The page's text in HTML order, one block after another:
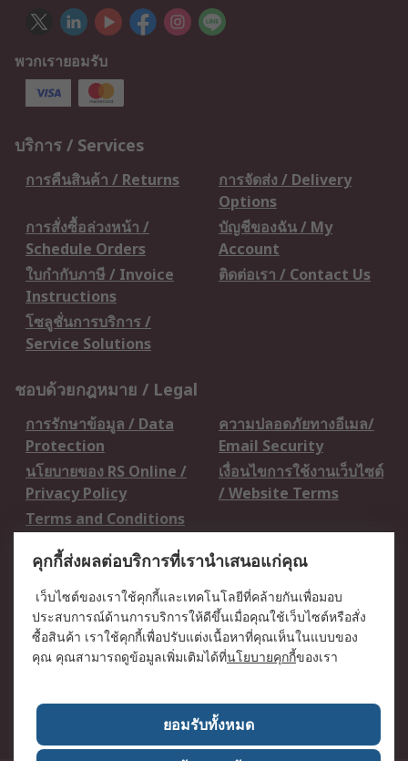
พวกเรายอมรับ
บริการ / Services
การคืนสินค้า / Returns
การจัดส่ง / Delivery
Options
การสั่งซื้อล่วงหน้า /
Schedule Orders
บัญชีของฉัน / My
Account
ใบกำกับภาษี / Invoice
Instructions
ติดต่อเรา / Contact Us
โซลูชั่นการบริการ /
Service Solutions
ชอบด้วยกฎหมาย / Legal
การรักษาข้อมูล / Data
Protection
ความปลอดภัยทางอีเมล/
Email Security
นโยบายของ RS Online /
Privacy Policy
เงื่อนไขการใช้งานเว็บไซต์
/ Website Terms
Terms and Conditions
เกี่ยวกับ RS / About RS
RS ทั่วโลก / RS
Worldwide
ข่าวประชาสัมพันธ์ / Press
Centre
บริษัทในเครือ RS /
วิธีการชำระเงิน /
เกี่ยวกับ RS / About RS
อาชีพที่ RS / Careers
คุกกี้ส่งผลต่อบริการที่เรานำเสนอแก่คุณ
เว็บไซต์ของเราใช้คุกกี้และเทคโนโลยีที่คล้ายกันเพื่อมอบ
ประสบการณ์ด้านการบริการให้ดีขึ้นเมื่อคุณใช้เว็บไซต์หรือสั่ง
ซื้อสินค้า เราใช้คุกกี้เพื่อปรับแต่งเนื้อหาที่คุณเห็นในแบบของ
คุณ คุณสามารถดูข้อมูลเพิ่มเติมได้ที่นโยบายคุกกี้ของเรา
ยอมรับทั้งหมด